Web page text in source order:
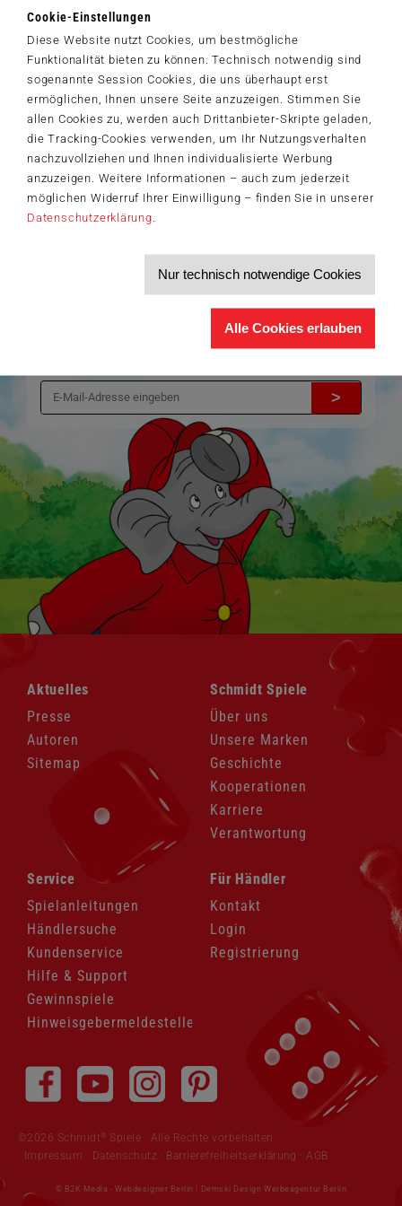
Cookie-Einstellungen
Diese Website nutzt Cookies, um bestmögliche
Funktionalität bieten zu können. Technisch notwendig sind
sogenannte Session Cookies, die uns überhaupt erst
ermöglichen, Ihnen unsere Seite anzuzeigen. Stimmen Sie
allen Cookies zu, werden auch Drittanbieter-Skripte geladen,
die Tracking-Cookies verwenden, um Ihr Nutzungsverhalten
nachzuvollziehen und Ihnen individualisierte Werbung
anzuzeigen. Weitere Informationen – auch zum jederzeit
möglichen Widerruf Ihrer Einwilligung – finden Sie in unserer
Datenschutzerklärung
Nur technisch notwendige Cookies
Alle Cookies erlauben
Während beim beliebten Klassiker schnellstmöglich alle Karten
ausgespielt werden müssen, gilt es diese beim neuen Brettspiel auf
zuerst alle Karten loswerden kann, ruft „Ligretto Stopp“ und hat die
Runde gewonnen...
Der Schmidt-Spiele-Newsletter
Jetzt anmelden und 5€ Willkommensrabatt sichern
Bleiben Sie auf dem Laufenden zu Neuheiten, Trends und aktuellen
Themen rund um Schmidt®Spiele – und sichern Sie sich einen
Willkommensgutschein in Höhe von 5€ für Ihren nächsten Einkauf im
Aktuelle Themen und Trends aus der Spielewelt
Service-Informationen, z.B. zur Ersatzteilversorgung
Ich möchte den Schmidt-Spiele-Newsletter erhalten. Die Abmeldung ist
>
überspringen
Aktuelles
Presse
Autoren
Sitemap
Navigation
überspringen
Schmidt Spiele
Über uns
Unsere Marken
Geschichte
Kooperationen
Karriere
Verantwortung
Navigation
überspringen
Service
Spielanleitungen
Händlersuche
Kundenservice
Hilfe & Support
Gewinnspiele
Hinweisgebermeldestelle
Navigation
überspringen
Für Händler
Kontakt
Login
Registrierung
überspringen
©2026 Schmidt ®
Spiele · Alle Rechte vorbehalten
Impressum · Datenschutz · Barrierefreiheitserklärung ·AGB
© B2K Media -Webdesigner Berlin Demski Design Werbeagentur Berlin